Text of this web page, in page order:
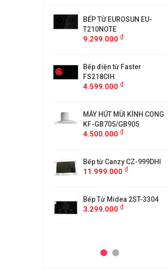
BẾP TỪ EUROSUN EU-
T210NOTE
9.299.000 ₫
Bếp điện từ Faster
FS218CIH
4.599.000 ₫
MÁY HÚT MÙI KÍNH CONG
KF-GB705/GB905
4.500.000 ₫
Bếp từ Canzy CZ-999DHI
11.999.000 ₫
Bếp Từ Midea 2ST-3304
3.299.000 ₫